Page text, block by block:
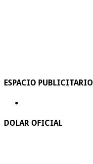
ESPACIO PUBLICITARIO
DOLAR OFICIAL